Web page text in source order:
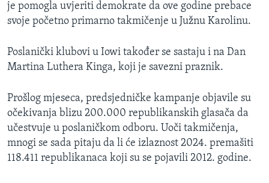
je pomogla uvjeriti demokrate da ove godine prebace
svoje početno primarno takmičenje u Južnu Karolinu.
Poslanički klubovi u Iowi također se sastaju i na Dan
Martina Luthera Kinga, koji je savezni praznik.
Prošlog mjeseca, predsjedničke kampanje objavile su
očekivanja blizu 200.000 republikanskih glasača da
učestvuje u poslaničkom odboru. Uoči takmičenja,
mnogi se sada pitaju da li će izlaznost 2024. premašiti
118.411 republikanaca koji su se pojavili 2012. godine.